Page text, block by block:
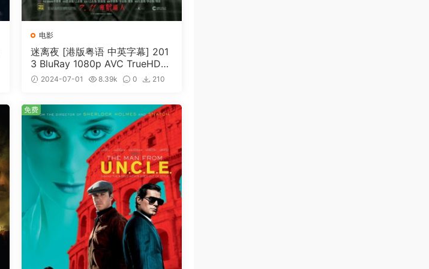
电影
迷离夜 [港版粤语 中英字幕] 201
3 BluRay 1080p AVC TrueHD5.
1 [BDISO 22.64GB]
2024-07-01 8.39k 0
210
免费